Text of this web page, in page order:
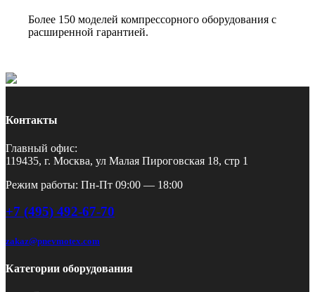
Более 150 моделей компрессорного оборудования с
расширенной гарантией.
Контакты
Главный офис:
119435, г. Москва, ул Малая Пироговская 18, стр 1
Режим работы: Пн-Пт 09:00 — 18:00
+7 (495) 492-67-70
zakaz@pnevmotex.com
Категории оборудования